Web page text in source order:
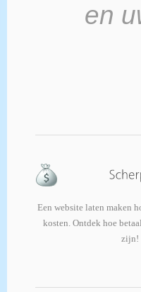
en
Een website laten maken
kosten. Ontdek hoe
zijn!